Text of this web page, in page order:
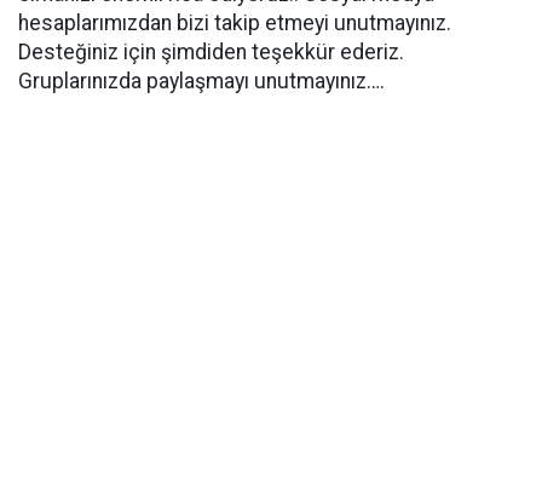
hesaplarımızdan bizi takip etmeyi unutmayınız.
Desteğiniz için şimdiden teşekkür ederiz.
Gruplarınızda paylaşmayı unutmayınız….